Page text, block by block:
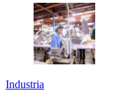
Industria